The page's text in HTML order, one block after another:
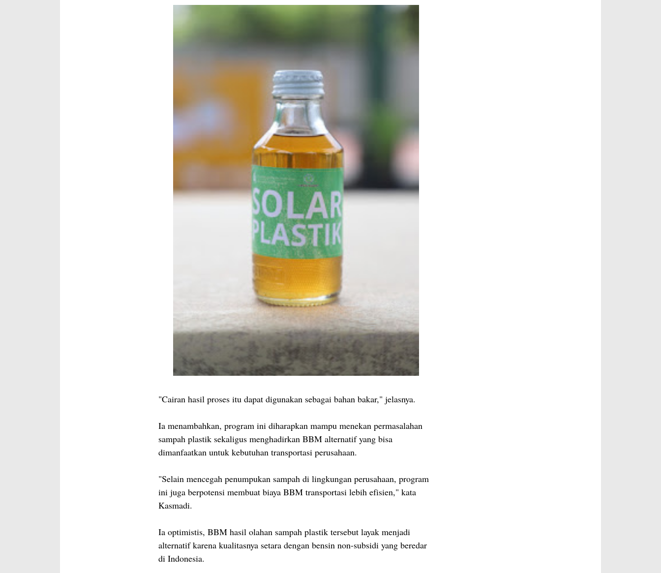
"Cairan hasil proses itu dapat digunakan sebagai bahan bakar," jelasnya.
Ia menambahkan, program ini diharapkan mampu menekan permasalahan
sampah plastik sekaligus menghadirkan BBM alternatif yang bisa
dimanfaatkan untuk kebutuhan transportasi perusahaan.
"Selain mencegah penumpukan sampah di lingkungan perusahaan, program
ini juga berpotensi membuat biaya BBM transportasi lebih efisien," kata
Kasmadi.
Ia optimistis, BBM hasil olahan sampah plastik tersebut layak menjadi
alternatif karena kualitasnya setara dengan bensin non-subsidi yang beredar
di Indonesia.